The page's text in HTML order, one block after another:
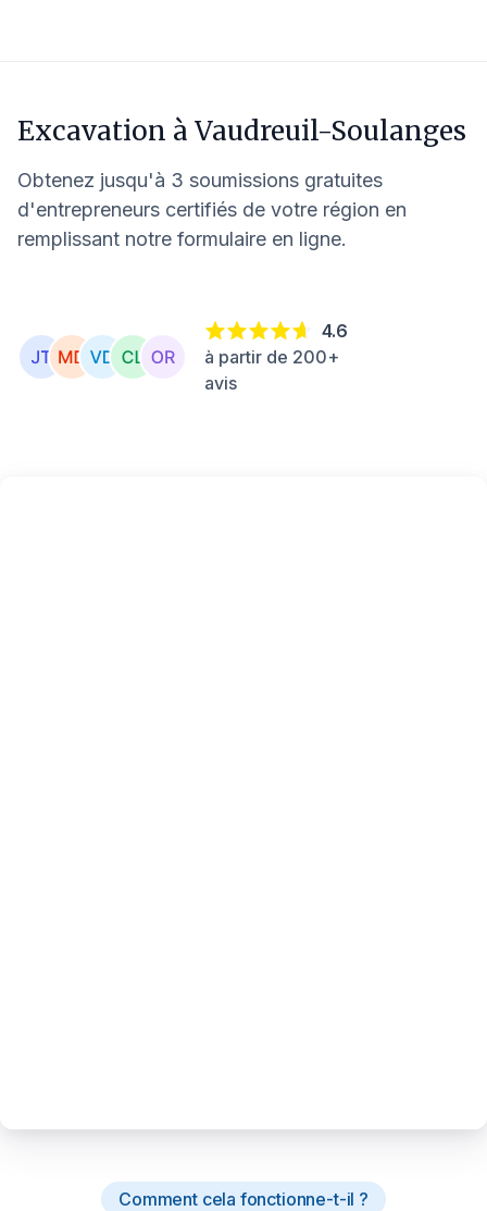
Excavation à Vaudreuil-Soulanges
Obtenez jusqu'à 3 soumissions gratuites
d'entrepreneurs certifiés de votre région en
remplissant notre formulaire en ligne.
4.6
à partir de 200+
avis
Comment cela fonctionne-t-il ?